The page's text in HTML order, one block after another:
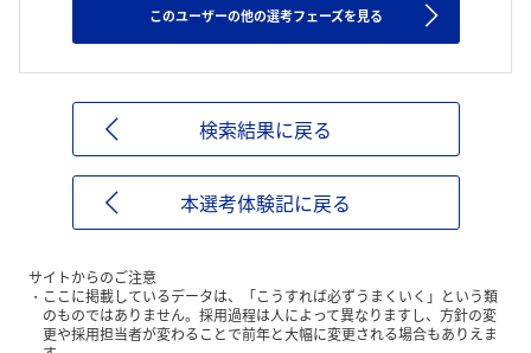
このユーザーの他の選考フェーズを見る
検索結果に戻る
本選考体験記に戻る
サイトからのご注意
ここに掲載しているデータは、「こうすれば必ずうまくいく」という類
のものではありません。採用過程は人によって異なりますし、方針の変
更や採用担当者が変わることで前年と大幅に変更される場合もありえま